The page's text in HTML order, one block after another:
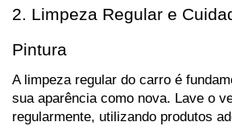
2. Limpeza Regular e
Pintura
A limpeza regular do carro é
sua aparência como nova. Lave o
regularmente, utilizando produtos